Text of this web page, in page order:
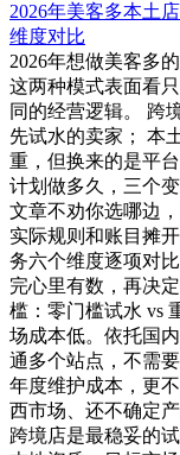
2026年美客多本土
维度对比
2026年想做美客多
这两种模式表面看
同的经营逻辑。 跨
先试水的卖家； 本
重，但换来的是平
计划做多久，三个
文章不劝你选哪边
实际规则和账目摊
务六个维度逐项对
完心里有数，再决
槛：零门槛试水 vs
场成本低。依托国
通多个站点，不需
年度维护成本，更
西市场、还不确定
跨境店是最稳妥的